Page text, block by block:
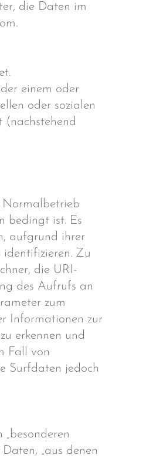
die Daten im
einem oder
oder sozialen
Normalbetrieb
bedingt ist. Es
aufgrund ihrer
Zu
die URI-
des Aufrufs an
zum
Informationen zur
erkennen und
Fall von
Surfdaten jedoch
„aus denen